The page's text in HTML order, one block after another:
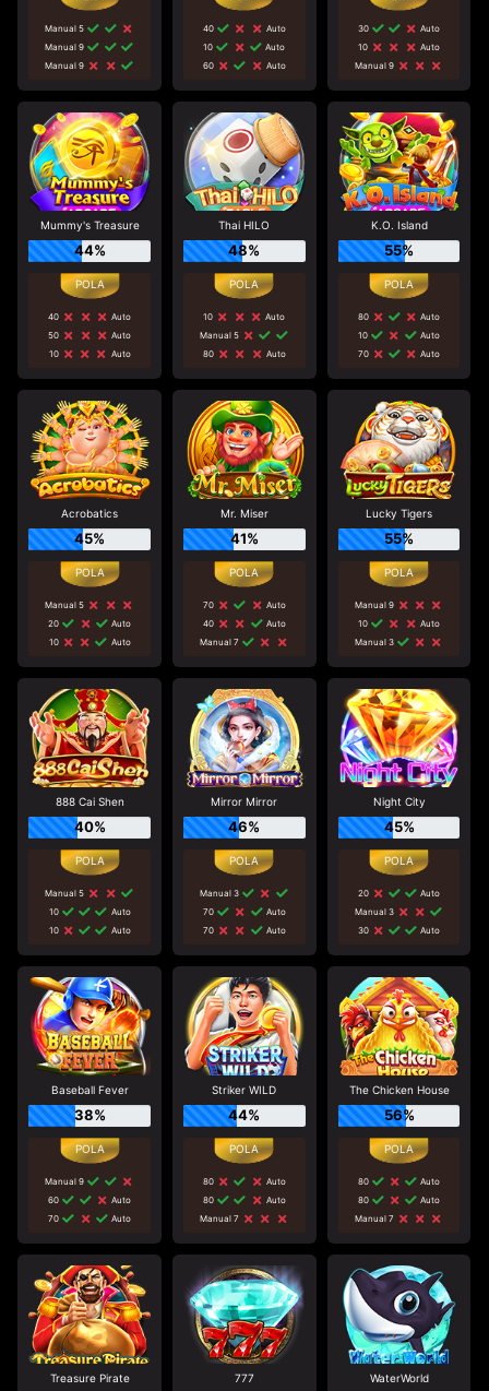
Manual 5
Manual 9
Manual 9
40
Auto
10
Auto
60
Auto
30
Auto
10
Auto
Manual 9
Mummy's Treasure
44%
40
Auto
50
Auto
10
Auto
Thai HILO
48%
10
Auto
Manual 5
80
Auto
K.O. Island
55%
80
Auto
10
Auto
70
Auto
Acrobatics
45%
Manual 5
20
Auto
10
Auto
Mr. Miser
41%
70
Auto
40
Auto
Manual 7
Lucky Tigers
55%
Manual 9
10
Auto
Manual 3
888 Cai Shen
40%
Manual 5
10
Auto
10
Auto
Mirror Mirror
46%
Manual 3
70
Auto
70
Auto
Night City
45%
20
Auto
Manual 3
30
Auto
Baseball Fever
38%
Manual 9
60
Auto
70
Auto
Striker WILD
44%
80
Auto
80
Auto
Manual 7
The Chicken House
56%
80
Auto
80
Auto
Manual 7
Treasure Pirate 777 WaterWorld